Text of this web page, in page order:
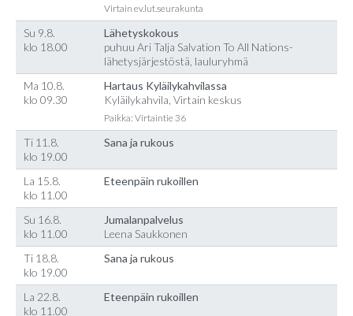
Virtain ev.lut.seurakunta
Su 9.8.
klo 18.00
Lähetyskokous
puhuu Ari Talja Salvation To All Nations-
lähetysjärjestöstä, lauluryhmä
Ma 10.8.
klo 09.30
Hartaus Kyläilykahvilassa
Kyläilykahvila, Virtain keskus
Paikka: Virtaintie 36
Ti 11.8.
klo 19.00
Sana ja rukous
La 15.8.
klo 11.00
Eteenpäin rukoillen
Su 16.8.
klo 11.00
Jumalanpalvelus
Leena Saukkonen
Ti 18.8.
klo 19.00
Sana ja rukous
La 22.8.
klo 11.00
Eteenpäin rukoillen